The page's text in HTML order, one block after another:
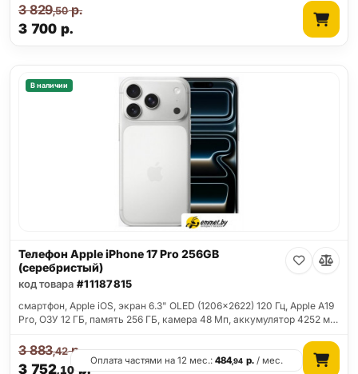
3 700 р.
3 829,50р.
В наличии
Телефон Apple iPhone 17 Pro 256GB
(серебристый)
код товара #11187815
смартфон, Apple iOS, экран 6.3" OLED (1206x2622) 120 Гц, Apple A19
Pro, ОЗУ 12 ГБ, память 256 ГБ, камера 48 Мп, аккумулятор 4252 м…
3 752,10 р.
3 883,42р.
Оплата частями на 12 мес.:484,94 р./ мес.